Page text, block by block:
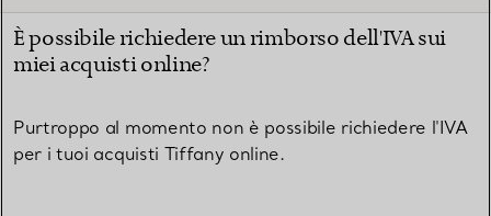
È possibile richiedere un rimborso dell'IVA sui
miei acquisti online?
Purtroppo al momento non è possibile richiedere l'IVA
per i tuoi acquisti Tiffany online.